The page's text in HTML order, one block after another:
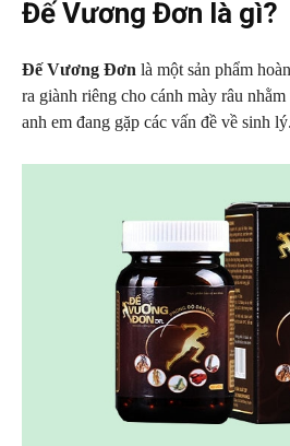
Đế Vương Đơn là gì?
Đế Vương Đơn là một sản phẩm
ra giành riêng cho cánh mày râu
anh em đang gặp các vấn đề về sinh lý.